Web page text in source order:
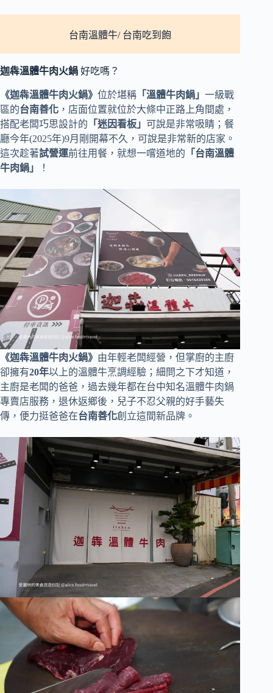
台南溫體牛/ 台南吃到飽
迦犇溫體牛肉火鍋 好吃嗎？
《迦犇溫體牛肉火鍋》 位於堪稱 「溫體牛肉鍋」 一級戰
區的台南善化 ，店面位置就位於大條中正路上角間處，
搭配老闆巧思設計的 「迷因看板」 可說是非常吸睛；餐
廳今年(2025年)9月剛開幕不久，可說是非常新的店家。
這次趁著試營運前往用餐，就想一嚐道地的 「台南溫體
牛肉鍋」
！
《迦犇溫體牛肉火鍋》 由年輕老闆經營，但掌廚的主廚
卻擁有20年以上的溫體牛烹調經驗；細問之下才知道，
主廚是老闆的爸爸，過去幾年都在台中知名溫體牛肉鍋
專賣店服務，退休返鄉後，兒子不忍父親的好手藝失
傳，便力挺爸爸在台南善化創立這間新品牌。